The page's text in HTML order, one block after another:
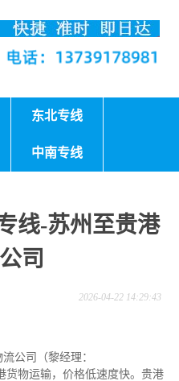
东北专线
中南专线
线-苏州至贵港
司
2026-04-22 14:29:43
公司（黎经理：
物运输，价格低速度快。 贵港